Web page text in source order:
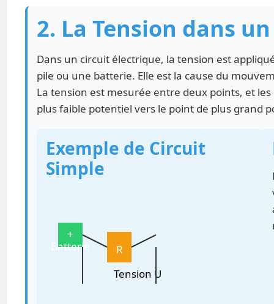
2. La Tension dans
Dans un circuit électrique, la tension est
pile ou une batterie. Elle est la cause du
La tension est mesurée entre deux points, et
plus faible potentiel vers le point de plus grand
Exemple de Circuit
Simple
+
Batterie
R
Tension U